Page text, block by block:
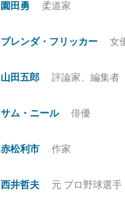
園田勇 柔道家
ブレンダ・フリッカー 女
山田五郎 評論家、編集者
サム・ニール 俳優
赤松利市 作家
西井哲夫 元 プロ野球選手